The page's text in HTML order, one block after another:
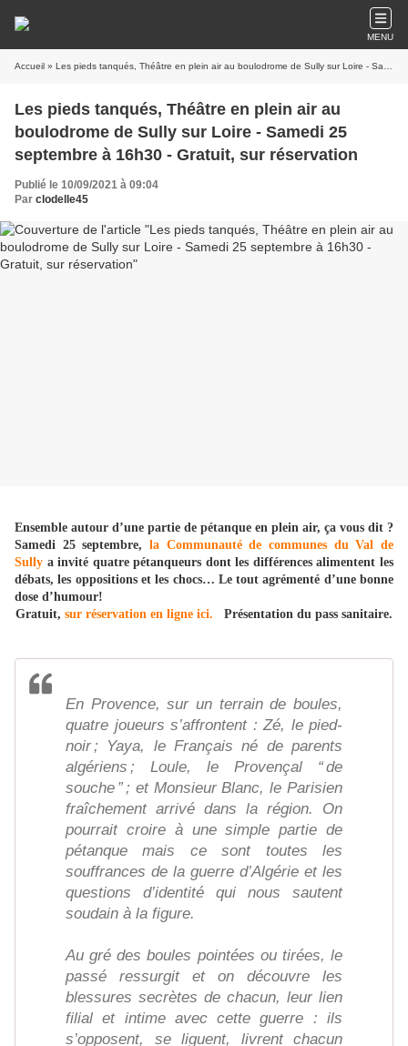
MENU
Accueil » Les pieds tanqués, Théâtre en plein air au boulodrome de Sully sur Loire - Samedi 25 septembre à 16h30 - Gratuit, sur réservation
Les pieds tanqués, Théâtre en plein air au
boulodrome de Sully sur Loire - Samedi 25
septembre à 16h30 - Gratuit, sur réservation
Publié le 10/09/2021 à 09:04
Par clodelle45
Ensemble autour d’une partie de pétanque en plein air, ça vous dit ?
Samedi 25 septembre, la Communauté de communes du Val de
Sully a invité quatre pétanqueurs dont les différences alimentent les
débats, les oppositions et les chocs… Le tout agrémenté d’une bonne
dose d’humour!
Gratuit, sur réservation en ligne ici. Présentation du pass sanitaire.
En Provence, sur un terrain de boules,
quatre joueurs s’affrontent : Zé, le pied-
noir ; Yaya, le Français né de parents
algériens ; Loule, le Provençal “ de
souche ” ; et Monsieur Blanc, le Parisien
fraîchement arrivé dans la région. On
pourrait croire à une simple partie de
pétanque mais ce sont toutes les
souffrances de la guerre d’Algérie et les
questions d’identité qui nous sautent
soudain à la figure.
Au gré des boules pointées ou tirées, le
passé ressurgit et on découvre les
blessures secrètes de chacun, leur lien
filial et intime avec cette guerre : ils
s’opposent, se liguent, livrent chacun